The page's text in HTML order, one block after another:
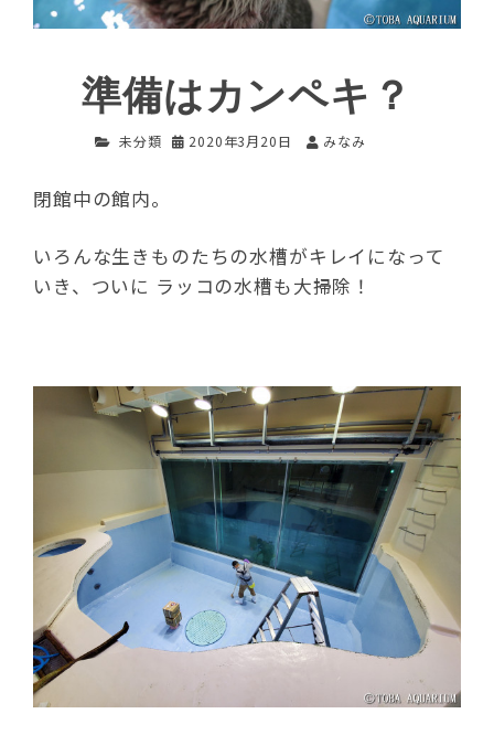
準備はカンペキ？
未分類 2020年3月20日 みなみ
閉館中の館内。
いろんな生きものたちの水槽がキレイになって
いき、ついに ラッコの水槽も大掃除！